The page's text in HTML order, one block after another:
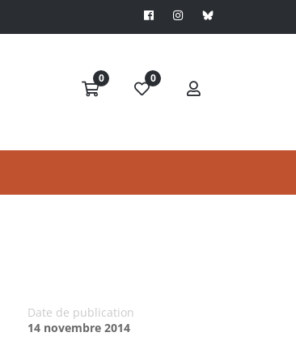
0 0
Date de publication
14 novembre 2014